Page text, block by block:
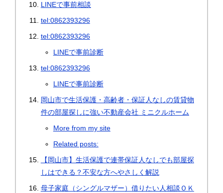
LINEで事前相談
tel:0862393296
tel:0862393296
LINEで事前診断
tel:0862393296
LINEで事前診断
岡山市で生活保護・高齢者・保証人なしの賃貸物
件の部屋探しに強い不動産会社 ミニクルホーム
More from my site
Related posts:
【岡山市】生活保護で連帯保証人なしでも部屋探
しはできる？不安な方へやさしく解説
母子家庭（シングルマザー）借りたい人相談ＯＫ